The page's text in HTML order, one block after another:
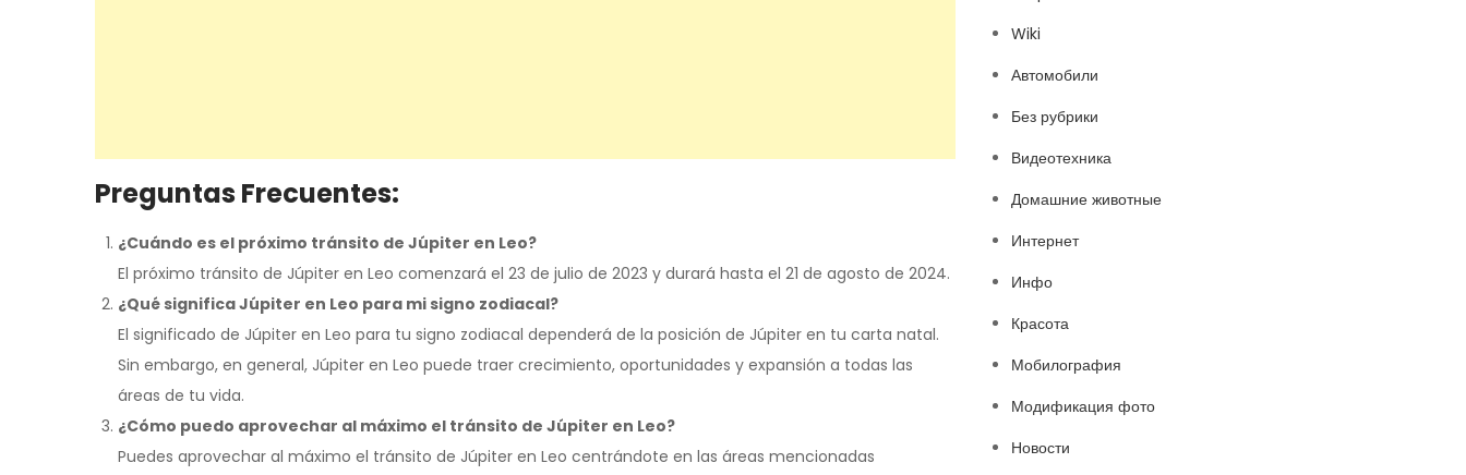
Preguntas Frecuentes:
¿Cuándo es el próximo tránsito de Júpiter en Leo?
El próximo tránsito de Júpiter en Leo comenzará el 23 de julio de 2023 y durará hasta el 21 de agosto de 2024.
¿Qué significa Júpiter en Leo para mi signo zodiacal?
El significado de Júpiter en Leo para tu signo zodiacal dependerá de la posición de Júpiter en tu carta natal.
Sin embargo, en general, Júpiter en Leo puede traer crecimiento, oportunidades y expansión a todas las
áreas de tu vida.
¿Cómo puedo aprovechar al máximo el tránsito de Júpiter en Leo?
Puedes aprovechar al máximo el tránsito de Júpiter en Leo centrándote en las áreas mencionadas
Wiki
Автомобили
Без рубрики
Видеотехника
Домашние животные
Интернет
Инфо
Красота
Мобилография
Модификация фото
Новости